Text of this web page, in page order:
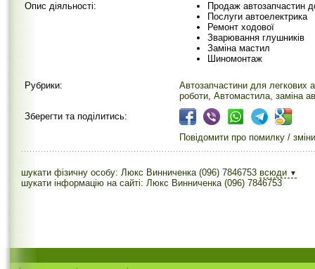
Опис діяльності:
Продаж автозапчастин
Послуги автоелектрика
Ремонт ходової
Зварювання глушників
Заміна мастил
Шиномонтаж
Рубрики:
Автозапчастини для легкових
роботи, Автомастила, заміна
Зберегти та поділитись:
Повідомити про помилку / зміни
шукати фізичну особу: Люкс Винниченка (096) 7846753 всюди ▼
шукати інформацію на сайті: Люкс Винниченка (096) 7846753